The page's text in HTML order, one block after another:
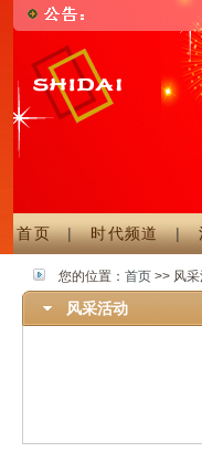
首页|时代频道|
您的位置： 首页 >> 风采
风采活动